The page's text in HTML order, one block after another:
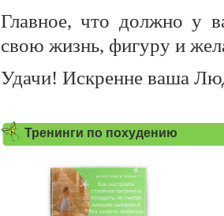
Главное, что должно у
свою жизнь, фигуру и
Удачи! Искренне ваша
Тренинги по похудению